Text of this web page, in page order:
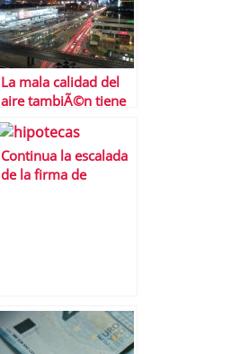
La mala calidad del
aire tambiÃ©n tiene
un coste econÃ³mico
Continua la escalada
de la firma de